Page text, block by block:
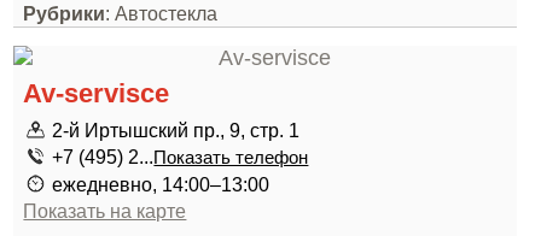
Рубрики: Автостекла
Av-servisce
2-й Иртышский пр., 9, стр. 1
+7 (495) 2...Показать телефон
ежедневно, 14:00–13:00
Показать на карте